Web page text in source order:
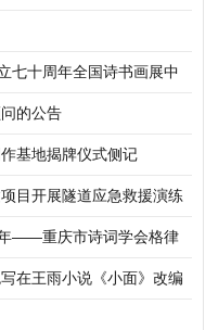
七十周年全国诗书画展中
的公告
基地揭牌仪式侧记
目开展隧道应急救援演练
——重庆市诗词学会格律
讨会
在王雨小说《小面》改编